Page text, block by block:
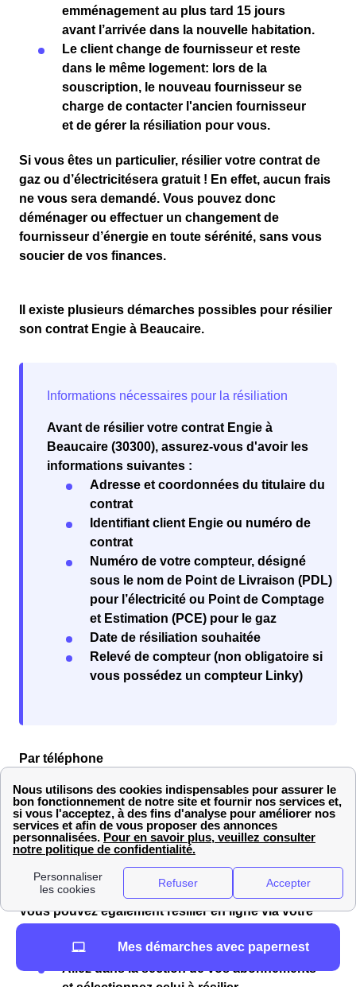
emménagement au plus tard 15 jours
avant l’arrivée dans la nouvelle habitation.
Le client change de fournisseur et reste
dans le même logement: lors de la
souscription, le nouveau fournisseur se
charge de contacter l'ancien fournisseur
et de gérer la résiliation pour vous.
Si vous êtes un particulier, résilier votre contrat de
gaz ou d’électricitésera gratuit ! En effet, aucun frais
ne vous sera demandé. Vous pouvez donc
déménager ou effectuer un changement de
fournisseur d’énergie en toute sérénité, sans vous
soucier de vos finances.
Il existe plusieurs démarches possibles pour résilier
son contrat Engie à Beaucaire.
Avant de résilier votre contrat Engie à
Beaucaire (30300), assurez-vous d'avoir les
informations suivantes :
Adresse et coordonnées du titulaire du
contrat
Identifiant client Engie ou numéro de
contrat
Numéro de votre compteur, désigné
sous le nom de Point de Livraison (PDL)
pour l’électricité ou Point de Comptage
et Estimation (PCE) pour le gaz
Date de résiliation souhaitée
Relevé de compteur (non obligatoire si
vous possédez un compteur Linky)
Par téléphone
client Engieau09.73.76.46.78, du lundi au samedi de
08h00 à 21h00 et le dimanche de 10h00 à 18h00
(numéro gratuit). Les conseillers vous assisteront
dans vos démarches pour votre logement à
Beaucaire (30300).
En ligne
Vous pouvez également résilier en ligne via votre
Accédez à “Mon espace client”.
Allez dans la section de vos abonnements
Mes démarches avec papernest